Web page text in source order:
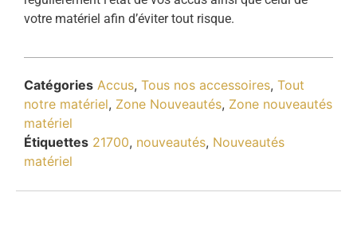
votre matériel afin d’éviter tout risque.
Catégories Accus, Tous nos accessoires, Tout
notre matériel, Zone Nouveautés, Zone nouveautés
matériel
Étiquettes 21700, nouveautés, Nouveautés
matériel